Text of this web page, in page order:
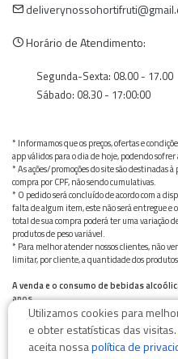
Horário de Atendimento:
Segunda-Sexta: 08.00 - 17.00
Sábado: 08.30 - 17:00:00
* Informamos que os preços, ofertas e
app válidos para o dia de hoje, podendo sofrer
* As ações/promoções do site são destinadas
compra por CPF, não sendo cumulativas.
* O pedido será concluído de acordo com a
falta de algum item, este não será entregue e
total de sua compra poderá ter uma variação
produtos de peso variável.
* Para melhor atender nossos clientes, não
limitar, por cliente, a quantidade dos
A venda e o consumo de bebidas
anos.
Bebida alcoólica pode causar dependência
Beba com moderação
Utilizamos cookies para
e obter estatísticas das
aceita nossapolítica de